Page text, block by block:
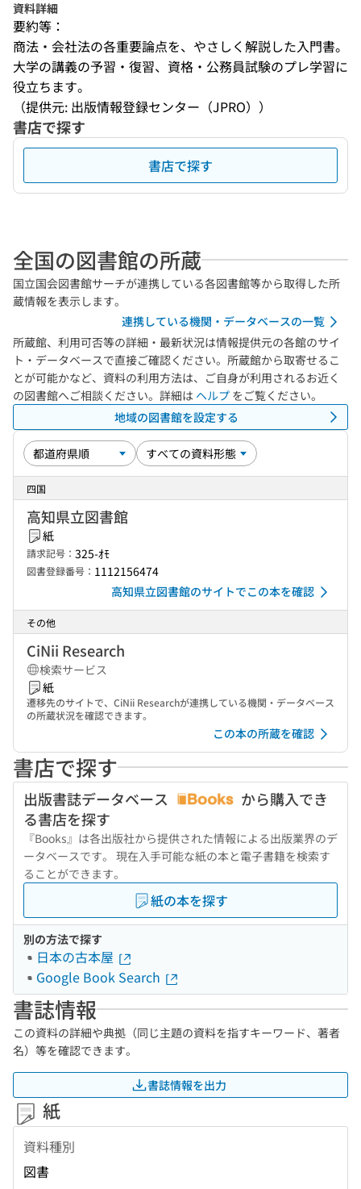
資料詳細
要約等：
商法・会社法の各重要論点を、やさしく解説した入門書。
大学の講義の予習・復習、資格・公務員試験のプレ学習に
役立ちます。
（提供元: 出版情報登録センター（JPRO））
書店で探す
書店で探す
全国の図書館の所蔵
国立国会図書館サーチが連携している各図書館等から取得した所
蔵情報を表示します。
連携している機関・データベースの一覧
所蔵館、利用可否等の詳細・最新状況は情報提供元の各館のサイ
ト・データベースで直接ご確認ください。所蔵館から取寄せるこ
とが可能かなど、資料の利用方法は、ご自身が利用されるお近く
の図書館へご相談ください。詳細は ヘルプ をご覧ください。
地域の図書館を設定する
四国
高知県立図書館
紙
請求記号： 325-ｵﾓ
図書登録番号： 1112156474
高知県立図書館のサイトでこの本を確認
その他
CiNii Research
検索サービス
紙
遷移先のサイトで、CiNii Researchが連携している機関・データベース
の所蔵状況を確認できます。
この本の所蔵を確認
書店で探す
出版書誌データベース
から購入でき
る書店を探す
『Books』は各出版社から提供された情報による出版業界のデ
ータベースです。 現在入手可能な紙の本と電子書籍を検索す
ることができます。
紙の本を探す
別の方法で探す
日本の古本屋
Google Book Search
書誌情報
この資料の詳細や典拠（同じ主題の資料を指すキーワード、著者
名）等を確認できます。
書誌情報を出力
紙
資料種別
図書